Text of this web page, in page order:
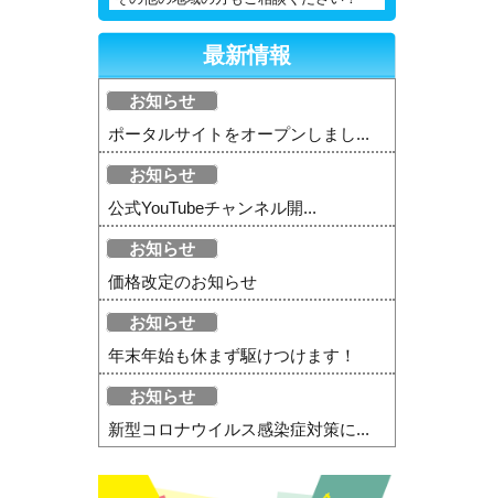
最新情報
お知らせ
ポータルサイトをオープンしまし...
お知らせ
公式YouTubeチャンネル開...
お知らせ
価格改定のお知らせ
お知らせ
年末年始も休まず駆けつけます！
お知らせ
新型コロナウイルス感染症対策に...